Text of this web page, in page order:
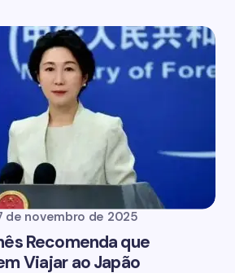
de novembro de 2025
Recomenda que
Viajar ao Japão